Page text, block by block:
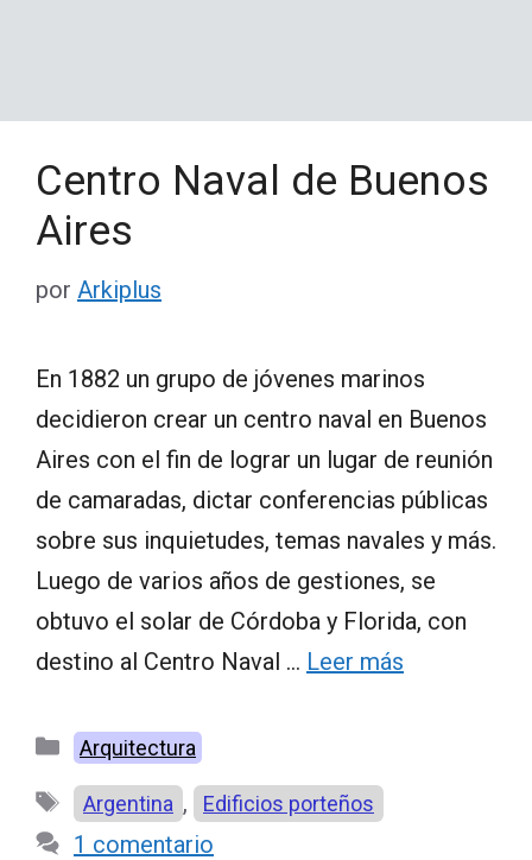
Centro Naval de Buenos
Aires
por Arkiplus
En 1882 un grupo de jóvenes marinos
decidieron crear un centro naval en Buenos
Aires con el fin de lograr un lugar de reunión
de camaradas, dictar conferencias públicas
sobre sus inquietudes, temas navales y más.
Luego de varios años de gestiones, se
obtuvo el solar de Córdoba y Florida, con
destino al Centro Naval … Leer más
Categorías
Arquitectura
Etiquetas
Argentina , Edificios porteños
1 comentario